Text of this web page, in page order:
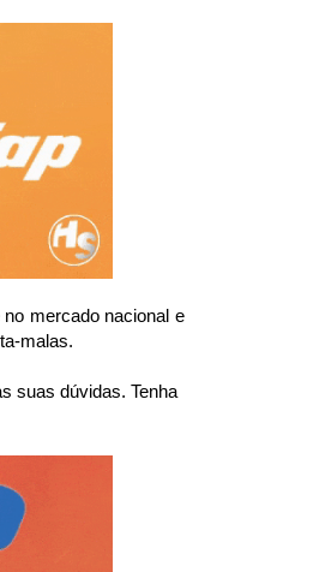
mercado nacional e
malas.
suas dúvidas. Tenha